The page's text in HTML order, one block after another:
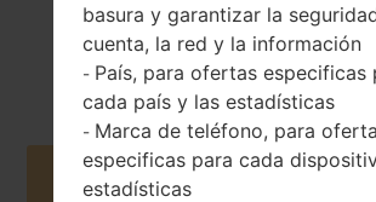
Android 6.0.x
Marshmallow
Buy accessories on
basura y garantizar la
cuenta, la red y la información
- País, para ofertas especificas
cada país y las estadísticas
- Marca de teléfono, para
especificas para cada
estadísticas